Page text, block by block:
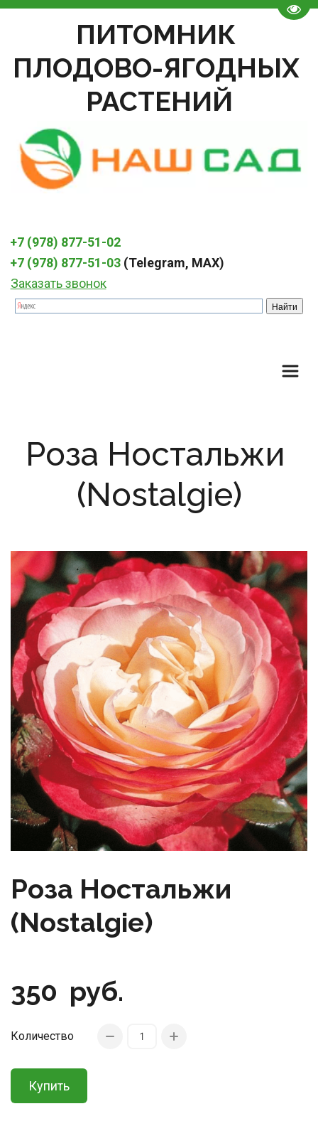
ПИТОМНИК
ПЛОДОВО-ЯГОДНЫХ
РАСТЕНИЙ
+7 (978) 877-51-02
+7 (978) 877-51-03 (Telegram, MAX)
Заказать звонок
Роза Ностальжи
(Nostalgie)
Роза Ностальжи
(Nostalgie)
350 руб.
Количество
Купить